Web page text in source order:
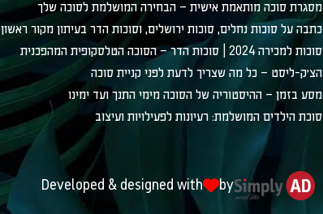
מסגרת סוכה מותאמת אישית – הבחירה המושלמת לסוכה שלך
כתבה על סוכות נחלים, סוכות ירושלים, וסוכות הדר בעיתון מקור ראשון
סוכות למכירה 2024 | סוכות הדר – הסוכה הטלסקופית המהפכנית
הצ׳ק-ליסט – כל מה שצריך לדעת לפני קניית סוכה
מסע בזמן – ההיסטוריה של הסוכה מימי התנך ועד ימינו
סוכת הילדים המושלמת: רעיונות לפעילויות ועיצוב
Developed & designed with by